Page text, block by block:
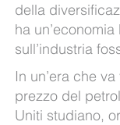
della
ha
sull’industria
In un’era che
prezzo del
Uniti studiano,